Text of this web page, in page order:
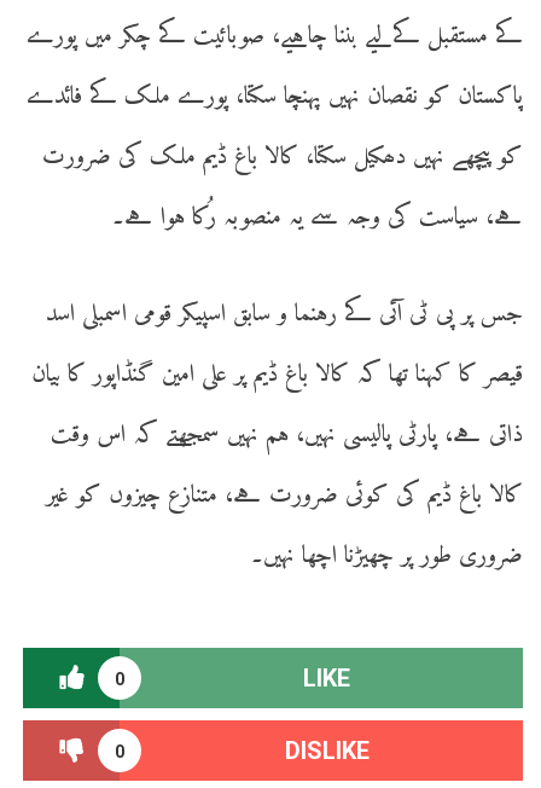
کے مستقبل کےلیے بننا چاہیے، صوبائیت کے چکر میں پورے
پاکستان کو نقصان نہیں پہنچا سکتا، پورے ملک کے فائدے
کو پیچھے نہیں دھکیل سکتا، کالا باغ ڈیم ملک کی ضرورت
ہے، سیاست کی وجہ سے یہ منصوبہ رُکا ہوا ہے۔
جس پر پی ٹی آئی کے رہنما و سابق اسپیکر قومی اسمبلی اسد
قیصر کا کہنا تھا کہ کالا باغ ڈیم پر علی امین گنڈاپور کا بیان
ذاتی ہے، پارٹی پالیسی نہیں، ہم نہیں سمجھتے کہ اس وقت
کالا باغ ڈیم کی کوئی ضرورت ہے، متنازع چیزوں کو غیر
ضروری طور پر چھیڑنا اچھا نہیں۔
0 LIKE
0 DISLIKE